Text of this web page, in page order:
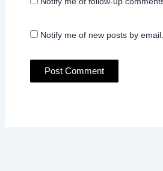
Notify me of new posts by email.